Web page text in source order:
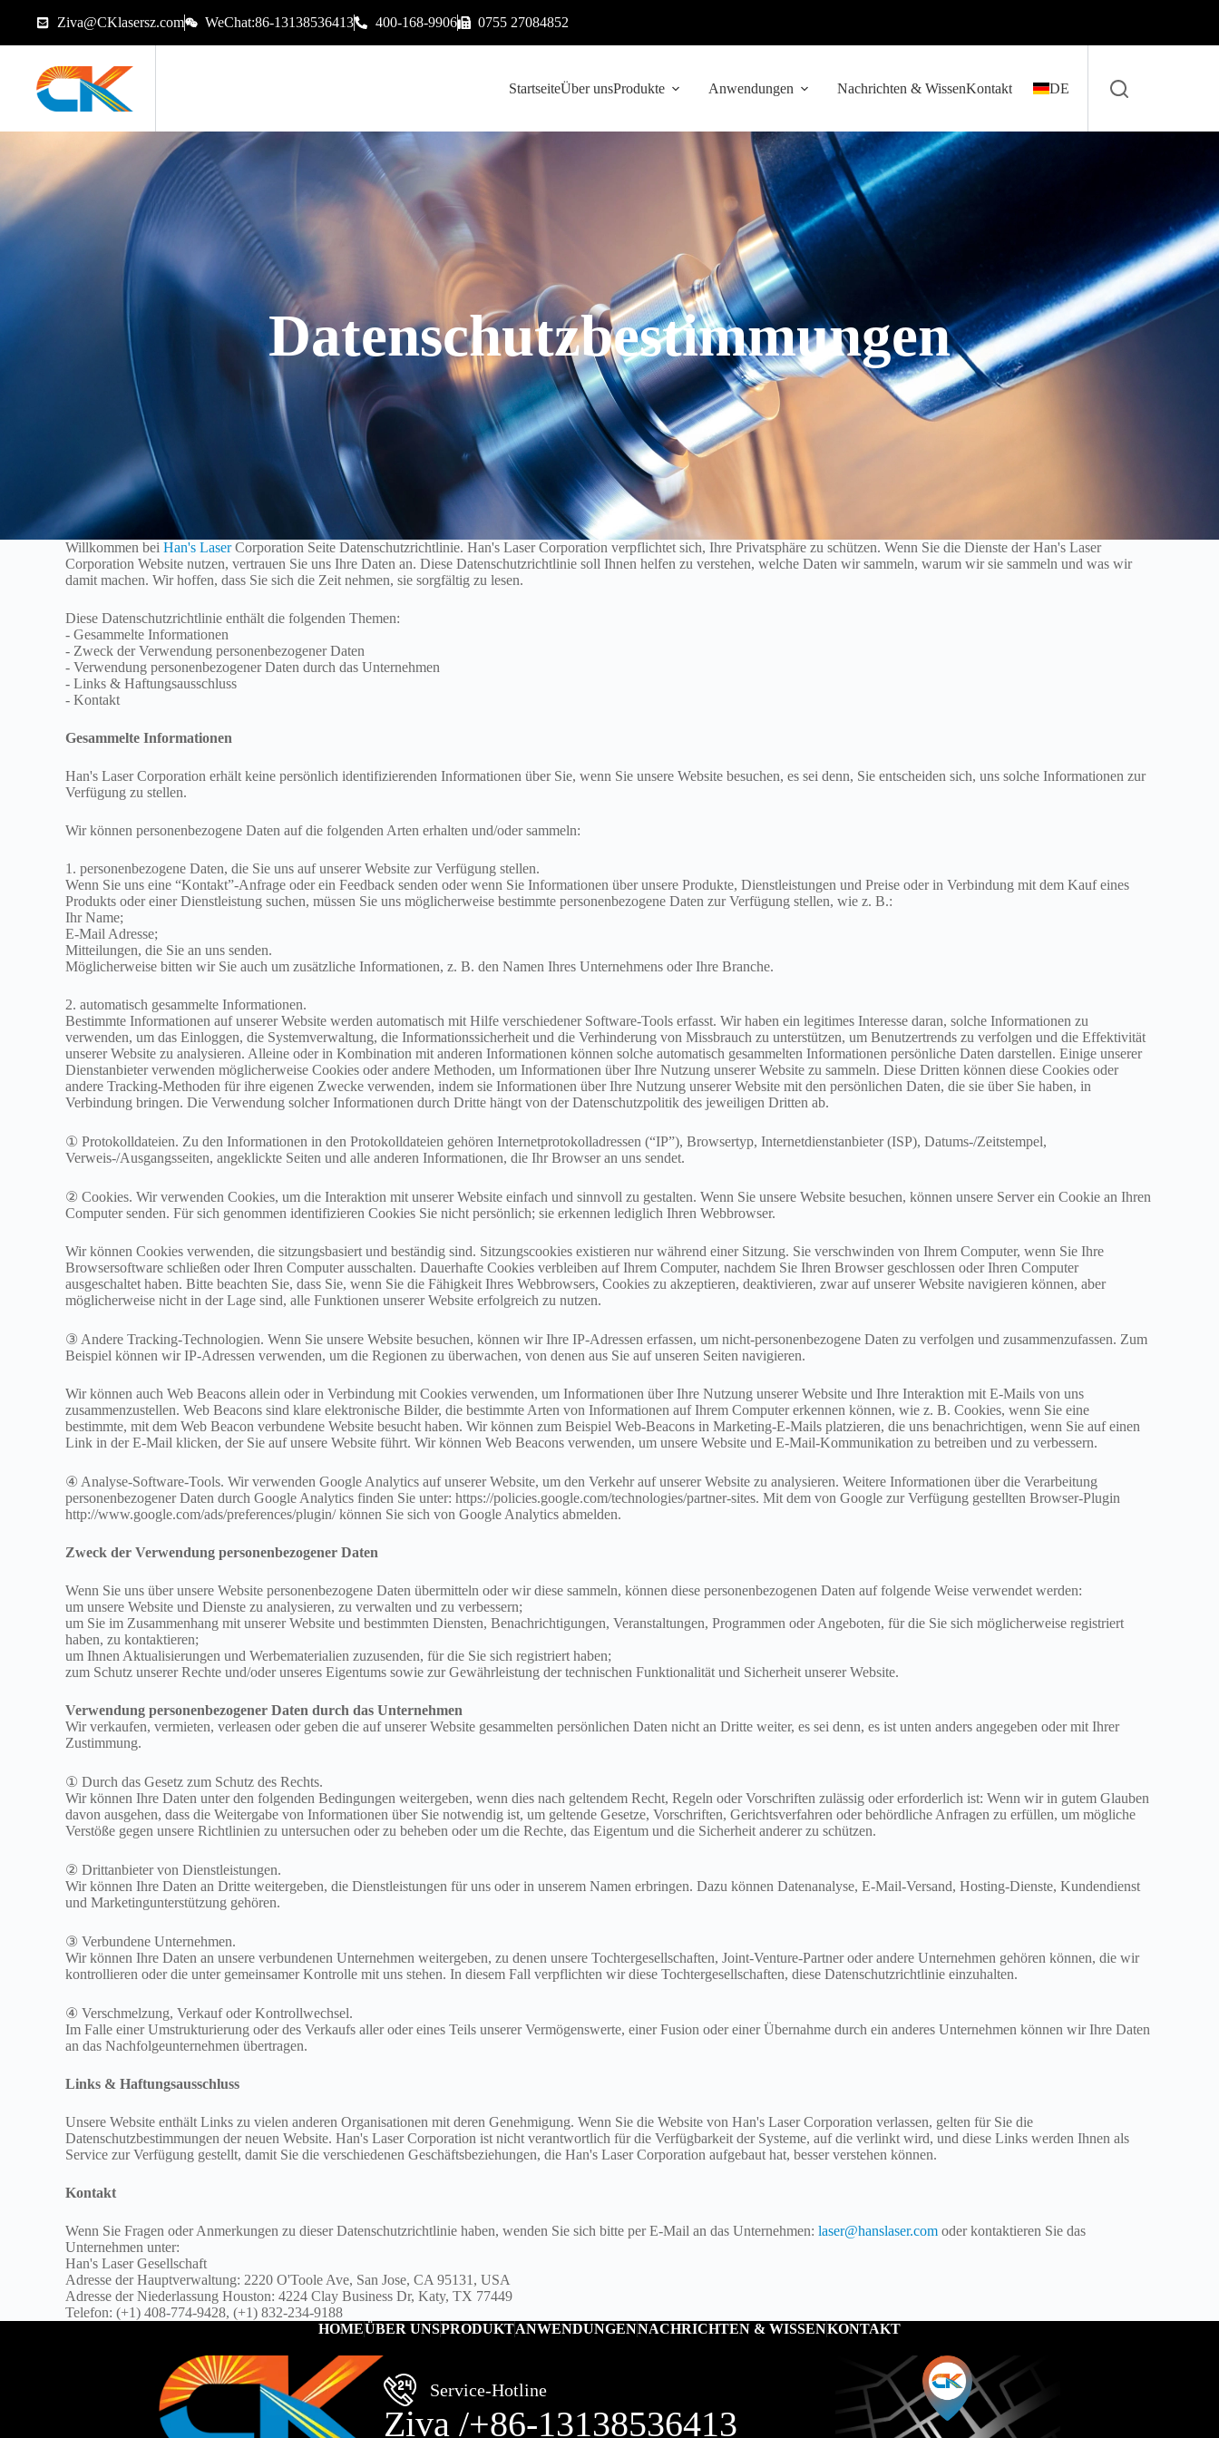
Ziva@CKlasersz.com WeChat:86-13138536413 400-168-9906 0755 27084852
StartseiteÜber unsProdukte Anwendungen Nachrichten & WissenKontakt DE
Datenschutzbestimmungen
Willkommen bei Han's LaserCorporation Seite Datenschutzrichtlinie. Han's Laser Corporation verpflichtet sich, Ihre Privatsphäre zu schützen. Wenn Sie die Dienste der Han's Laser
Corporation Website nutzen, vertrauen Sie uns Ihre Daten an. Diese Datenschutzrichtlinie soll Ihnen helfen zu verstehen, welche Daten wir sammeln, warum wir sie sammeln und was wir
damit machen. Wir hoffen, dass Sie sich die Zeit nehmen, sie sorgfältig zu lesen.
Diese Datenschutzrichtlinie enthält die folgenden Themen:
- Gesammelte Informationen
- Zweck der Verwendung personenbezogener Daten
- Verwendung personenbezogener Daten durch das Unternehmen
- Links & Haftungsausschluss
- Kontakt
Gesammelte Informationen
Han's Laser Corporation erhält keine persönlich identifizierenden Informationen über Sie, wenn Sie unsere Website besuchen, es sei denn, Sie entscheiden sich, uns solche Informationen zur
Verfügung zu stellen.
Wir können personenbezogene Daten auf die folgenden Arten erhalten und/oder sammeln:
1. personenbezogene Daten, die Sie uns auf unserer Website zur Verfügung stellen.
Wenn Sie uns eine “Kontakt”-Anfrage oder ein Feedback senden oder wenn Sie Informationen über unsere Produkte, Dienstleistungen und Preise oder in Verbindung mit dem Kauf eines
Produkts oder einer Dienstleistung suchen, müssen Sie uns möglicherweise bestimmte personenbezogene Daten zur Verfügung stellen, wie z. B.:
Ihr Name;
E-Mail Adresse;
Mitteilungen, die Sie an uns senden.
Möglicherweise bitten wir Sie auch um zusätzliche Informationen, z. B. den Namen Ihres Unternehmens oder Ihre Branche.
2. automatisch gesammelte Informationen.
Bestimmte Informationen auf unserer Website werden automatisch mit Hilfe verschiedener Software-Tools erfasst. Wir haben ein legitimes Interesse daran, solche Informationen zu
verwenden, um das Einloggen, die Systemverwaltung, die Informationssicherheit und die Verhinderung von Missbrauch zu unterstützen, um Benutzertrends zu verfolgen und die Effektivität
unserer Website zu analysieren. Alleine oder in Kombination mit anderen Informationen können solche automatisch gesammelten Informationen persönliche Daten darstellen. Einige unserer
Dienstanbieter verwenden möglicherweise Cookies oder andere Methoden, um Informationen über Ihre Nutzung unserer Website zu sammeln. Diese Dritten können diese Cookies oder
andere Tracking-Methoden für ihre eigenen Zwecke verwenden, indem sie Informationen über Ihre Nutzung unserer Website mit den persönlichen Daten, die sie über Sie haben, in
Verbindung bringen. Die Verwendung solcher Informationen durch Dritte hängt von der Datenschutzpolitik des jeweiligen Dritten ab.
① Protokolldateien. Zu den Informationen in den Protokolldateien gehören Internetprotokolladressen (“IP”), Browsertyp, Internetdienstanbieter (ISP), Datums-/Zeitstempel,
Verweis-/Ausgangsseiten, angeklickte Seiten und alle anderen Informationen, die Ihr Browser an uns sendet.
② Cookies. Wir verwenden Cookies, um die Interaktion mit unserer Website einfach und sinnvoll zu gestalten. Wenn Sie unsere Website besuchen, können unsere Server ein Cookie an Ihren
Computer senden. Für sich genommen identifizieren Cookies Sie nicht persönlich; sie erkennen lediglich Ihren Webbrowser.
Wir können Cookies verwenden, die sitzungsbasiert und beständig sind. Sitzungscookies existieren nur während einer Sitzung. Sie verschwinden von Ihrem Computer, wenn Sie Ihre
Browsersoftware schließen oder Ihren Computer ausschalten. Dauerhafte Cookies verbleiben auf Ihrem Computer, nachdem Sie Ihren Browser geschlossen oder Ihren Computer
ausgeschaltet haben. Bitte beachten Sie, dass Sie, wenn Sie die Fähigkeit Ihres Webbrowsers, Cookies zu akzeptieren, deaktivieren, zwar auf unserer Website navigieren können, aber
möglicherweise nicht in der Lage sind, alle Funktionen unserer Website erfolgreich zu nutzen.
③ Andere Tracking-Technologien. Wenn Sie unsere Website besuchen, können wir Ihre IP-Adressen erfassen, um nicht-personenbezogene Daten zu verfolgen und zusammenzufassen. Zum
Beispiel können wir IP-Adressen verwenden, um die Regionen zu überwachen, von denen aus Sie auf unseren Seiten navigieren.
Wir können auch Web Beacons allein oder in Verbindung mit Cookies verwenden, um Informationen über Ihre Nutzung unserer Website und Ihre Interaktion mit E-Mails von uns
zusammenzustellen. Web Beacons sind klare elektronische Bilder, die bestimmte Arten von Informationen auf Ihrem Computer erkennen können, wie z. B. Cookies, wenn Sie eine
bestimmte, mit dem Web Beacon verbundene Website besucht haben. Wir können zum Beispiel Web-Beacons in Marketing-E-Mails platzieren, die uns benachrichtigen, wenn Sie auf einen
Link in der E-Mail klicken, der Sie auf unsere Website führt. Wir können Web Beacons verwenden, um unsere Website und E-Mail-Kommunikation zu betreiben und zu verbessern.
④ Analyse-Software-Tools. Wir verwenden Google Analytics auf unserer Website, um den Verkehr auf unserer Website zu analysieren. Weitere Informationen über die Verarbeitung
personenbezogener Daten durch Google Analytics finden Sie unter: https://policies.google.com/technologies/partner-sites. Mit dem von Google zur Verfügung gestellten Browser-Plugin
http://www.google.com/ads/preferences/plugin/ können Sie sich von Google Analytics abmelden.
Zweck der Verwendung personenbezogener Daten
Wenn Sie uns über unsere Website personenbezogene Daten übermitteln oder wir diese sammeln, können diese personenbezogenen Daten auf folgende Weise verwendet werden:
um unsere Website und Dienste zu analysieren, zu verwalten und zu verbessern;
um Sie im Zusammenhang mit unserer Website und bestimmten Diensten, Benachrichtigungen, Veranstaltungen, Programmen oder Angeboten, für die Sie sich möglicherweise registriert
haben, zu kontaktieren;
um Ihnen Aktualisierungen und Werbematerialien zuzusenden, für die Sie sich registriert haben;
zum Schutz unserer Rechte und/oder unseres Eigentums sowie zur Gewährleistung der technischen Funktionalität und Sicherheit unserer Website.
Verwendung personenbezogener Daten durch das Unternehmen
Wir verkaufen, vermieten, verleasen oder geben die auf unserer Website gesammelten persönlichen Daten nicht an Dritte weiter, es sei denn, es ist unten anders angegeben oder mit Ihrer
Zustimmung.
① Durch das Gesetz zum Schutz des Rechts.
Wir können Ihre Daten unter den folgenden Bedingungen weitergeben, wenn dies nach geltendem Recht, Regeln oder Vorschriften zulässig oder erforderlich ist: Wenn wir in gutem Glauben
davon ausgehen, dass die Weitergabe von Informationen über Sie notwendig ist, um geltende Gesetze, Vorschriften, Gerichtsverfahren oder behördliche Anfragen zu erfüllen, um mögliche
Verstöße gegen unsere Richtlinien zu untersuchen oder zu beheben oder um die Rechte, das Eigentum und die Sicherheit anderer zu schützen.
② Drittanbieter von Dienstleistungen.
Wir können Ihre Daten an Dritte weitergeben, die Dienstleistungen für uns oder in unserem Namen erbringen. Dazu können Datenanalyse, E-Mail-Versand, Hosting-Dienste, Kundendienst
und Marketingunterstützung gehören.
③ Verbundene Unternehmen.
Wir können Ihre Daten an unsere verbundenen Unternehmen weitergeben, zu denen unsere Tochtergesellschaften, Joint-Venture-Partner oder andere Unternehmen gehören können, die wir
kontrollieren oder die unter gemeinsamer Kontrolle mit uns stehen. In diesem Fall verpflichten wir diese Tochtergesellschaften, diese Datenschutzrichtlinie einzuhalten.
④ Verschmelzung, Verkauf oder Kontrollwechsel.
Im Falle einer Umstrukturierung oder des Verkaufs aller oder eines Teils unserer Vermögenswerte, einer Fusion oder einer Übernahme durch ein anderes Unternehmen können wir Ihre Daten
an das Nachfolgeunternehmen übertragen.
Links & Haftungsausschluss
Unsere Website enthält Links zu vielen anderen Organisationen mit deren Genehmigung. Wenn Sie die Website von Han's Laser Corporation verlassen, gelten für Sie die
Datenschutzbestimmungen der neuen Website. Han's Laser Corporation ist nicht verantwortlich für die Verfügbarkeit der Systeme, auf die verlinkt wird, und diese Links werden Ihnen als
Service zur Verfügung gestellt, damit Sie die verschiedenen Geschäftsbeziehungen, die Han's Laser Corporation aufgebaut hat, besser verstehen können.
Kontakt
Wenn Sie Fragen oder Anmerkungen zu dieser Datenschutzrichtlinie haben, wenden Sie sich bitte per E-Mail an das Unternehmen: laser@hanslaser.com oder kontaktieren Sie das
Unternehmen unter:
Han's Laser Gesellschaft
Adresse der Hauptverwaltung: 2220 O'Toole Ave, San Jose, CA 95131, USA
Adresse der Niederlassung Houston: 4224 Clay Business Dr, Katy, TX 77449
Telefon: (+1) 408-774-9428, (+1) 832-234-9188
HOMEÜBER UNSPRODUKTANWENDUNGENNACHRICHTEN & WISSENKONTAKT
Service-Hotline
Ziva /+86-13138536413